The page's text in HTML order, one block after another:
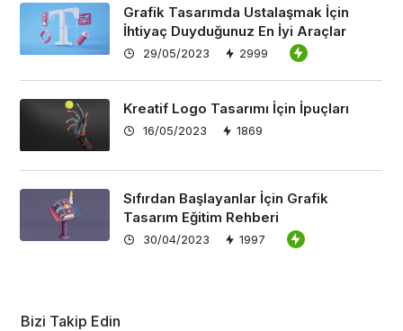
Grafik Tasarımda Ustalaşmak İçin
İhtiyaç Duyduğunuz En İyi Araçlar
29/05/2023 2999
Kreatif Logo Tasarımı İçin İpuçları
16/05/2023 1869
Sıfırdan Başlayanlar İçin Grafik
Tasarım Eğitim Rehberi
30/04/2023 1997
Bizi Takip Edin